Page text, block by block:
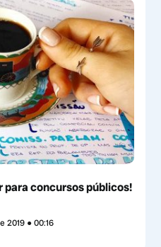
para concursos públicos!
2019 00:16